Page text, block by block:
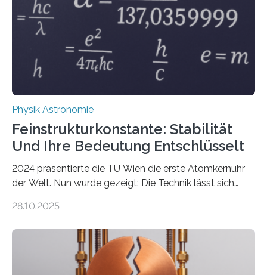
Physik Astronomie
Feinstrukturkonstante: Stabilität
Und Ihre Bedeutung Entschlüsselt
2024 präsentierte die TU Wien die erste Atomkernuhr
der Welt. Nun wurde gezeigt: Die Technik lässt sich
fundamentalen Physik nachzugehen. Thorium-
Messungen verwenden. Das hatte man jahrzehntelang
vermutet, weltweit war nach den passenden
Atomkern-Zuständen gesucht worden, 2024 gelang
28.10.2025